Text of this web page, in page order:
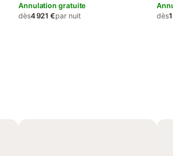
Annulation gratuite
dès4 921 €par nuit
dès